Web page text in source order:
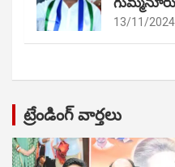
13/11/2024
ట్రేండింగ్ వార్తలు